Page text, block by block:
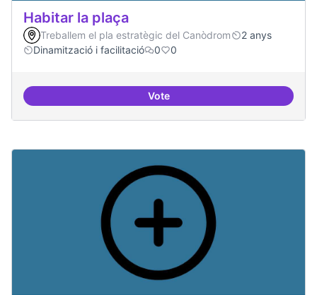
Habitar la plaça
Treballem el pla estratègic del Canòdrom
2 anys
Dinamització i facilitació
0 0
VoteHabitar la plaça